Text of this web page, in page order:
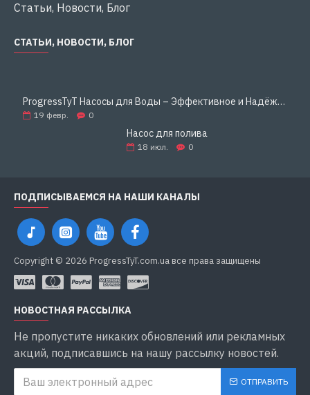
Статьи, Новости, Блог
СТАТЬИ, НОВОСТИ, БЛОГ
ProgressTyT Насосы для Воды – Эффективное и Надёжное Решение для Дома и Бизнеса
19 февр. 0
Насос для полива
18 июл. 0
ПОДПИСЫВАЕМСЯ НА НАШИ КАНАЛЫ
Copyright © 2026 ProgressTyT.com.ua все права защищены
НОВОСТНАЯ РАССЫЛКА
Не пропустите никаких обновлений или рекламных
акций, подписавшись на нашу рассылку новостей.
ОТПРАВИТЬ